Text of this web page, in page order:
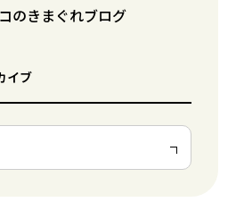
のきまぐれブログ
イブ